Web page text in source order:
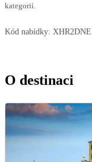
kategorií.
Kód nabídky: XHR2DNE
O destinaci